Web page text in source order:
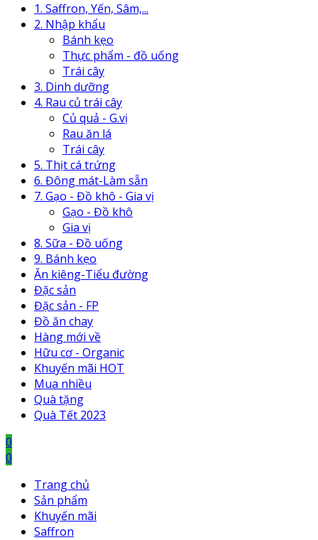
1. Saffron, Yến, Sâm,...
2. Nhập khẩu
Bánh kẹo
Thực phẩm - đồ uống
Trái cây
3. Dinh dưỡng
4. Rau củ trái cây
Củ quả - G.vị
Rau ăn lá
Trái cây
5. Thịt cá trứng
6. Đông mát-Làm sẵn
7. Gạo - Đồ khô - Gia vị
Gạo - Đồ khô
Gia vị
8. Sữa - Đồ uống
9. Bánh kẹo
Ăn kiêng-Tiểu đường
Đặc sản
Đặc sản - FP
Đồ ăn chay
Hàng mới về
Hữu cơ - Organic
Khuyến mãi HOT
Mua nhiều
Quà tặng
Quà Tết 2023
0
0
Trang chủ
Sản phẩm
Khuyến mãi
Saffron